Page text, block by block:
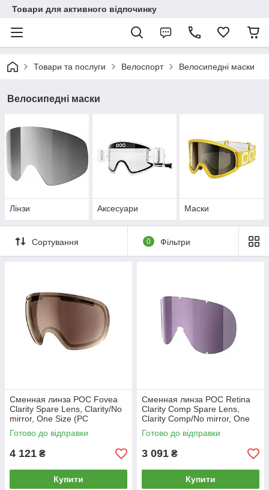
Товари для активного відпочинку
Товари та послуги Велоспорт Велосипедні маски
Велосипедні маски
Лінзи Аксесуари Маски
Сортування 0 Фільтри
Сменная линза POC Fovea
Clarity Spare Lens, Clarity/No
mirror, One Size (PC
413169451ONE1) MK official
Готово до відправки
4 121 ₴
Купити
Сменная линза POC Retina
Clarity Comp Spare Lens,
Clarity Comp/No mirror, One
Size (PC 413389454ONE1)
MK MK
Готово до відправки
3 091 ₴
Купити